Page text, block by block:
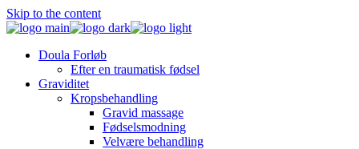
Skip to the content
Doula Forløb
Efter en traumatisk fødsel
Graviditet
Kropsbehandling
Gravid massage
Fødselsmodning
Velvære behandling